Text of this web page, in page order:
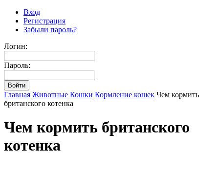
Вход
Регистрация
Забыли пароль?
Логин:
Пароль:
Главная Животные Кошки Кормление кошек Чем кормить
британского котенка
Чем кормить британского
котенка